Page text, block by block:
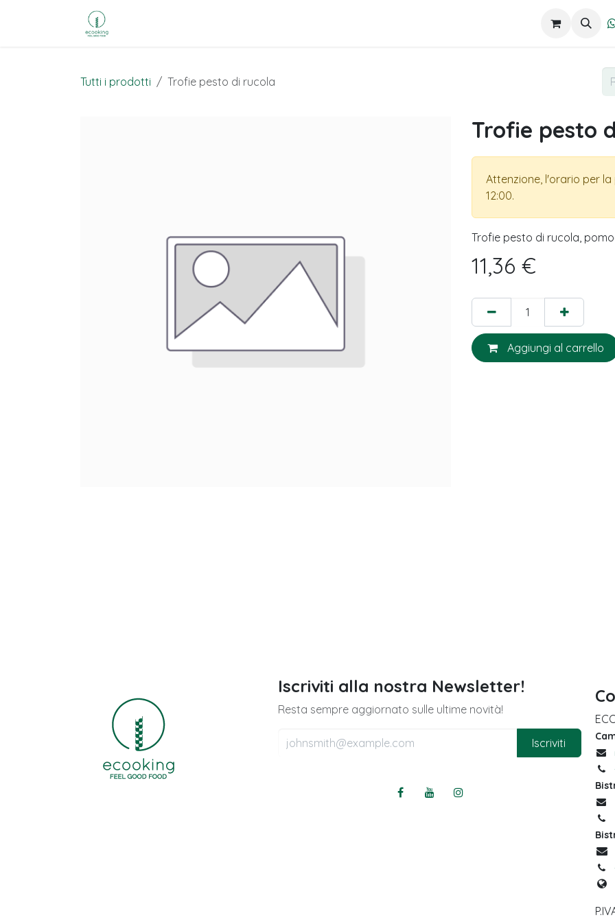
Passa al contenuto
Tutti i prodotti Trofie pesto di rucola
Trofie pesto
Attenzione, l'orario per la
12:00.
Trofie pesto di rucola,
11,36 €
Aggiungi al carrello
Iscriviti alla nostra Newsletter!
Resta sempre aggiornato sulle ultime novità!
Iscriviti